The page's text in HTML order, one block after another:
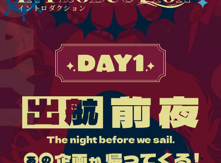
イントロダクション